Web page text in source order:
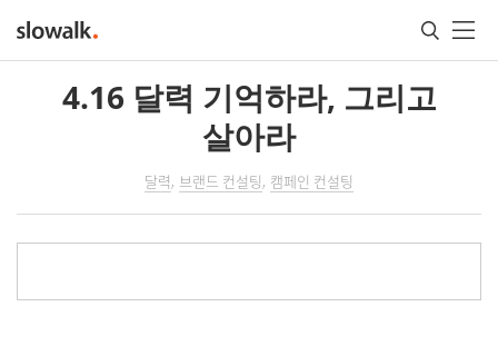
메인콘텐츠
4.16 달력 기억하라, 그리고
살아라
달력 브랜드 컨설팅 캠페인 컨설팅